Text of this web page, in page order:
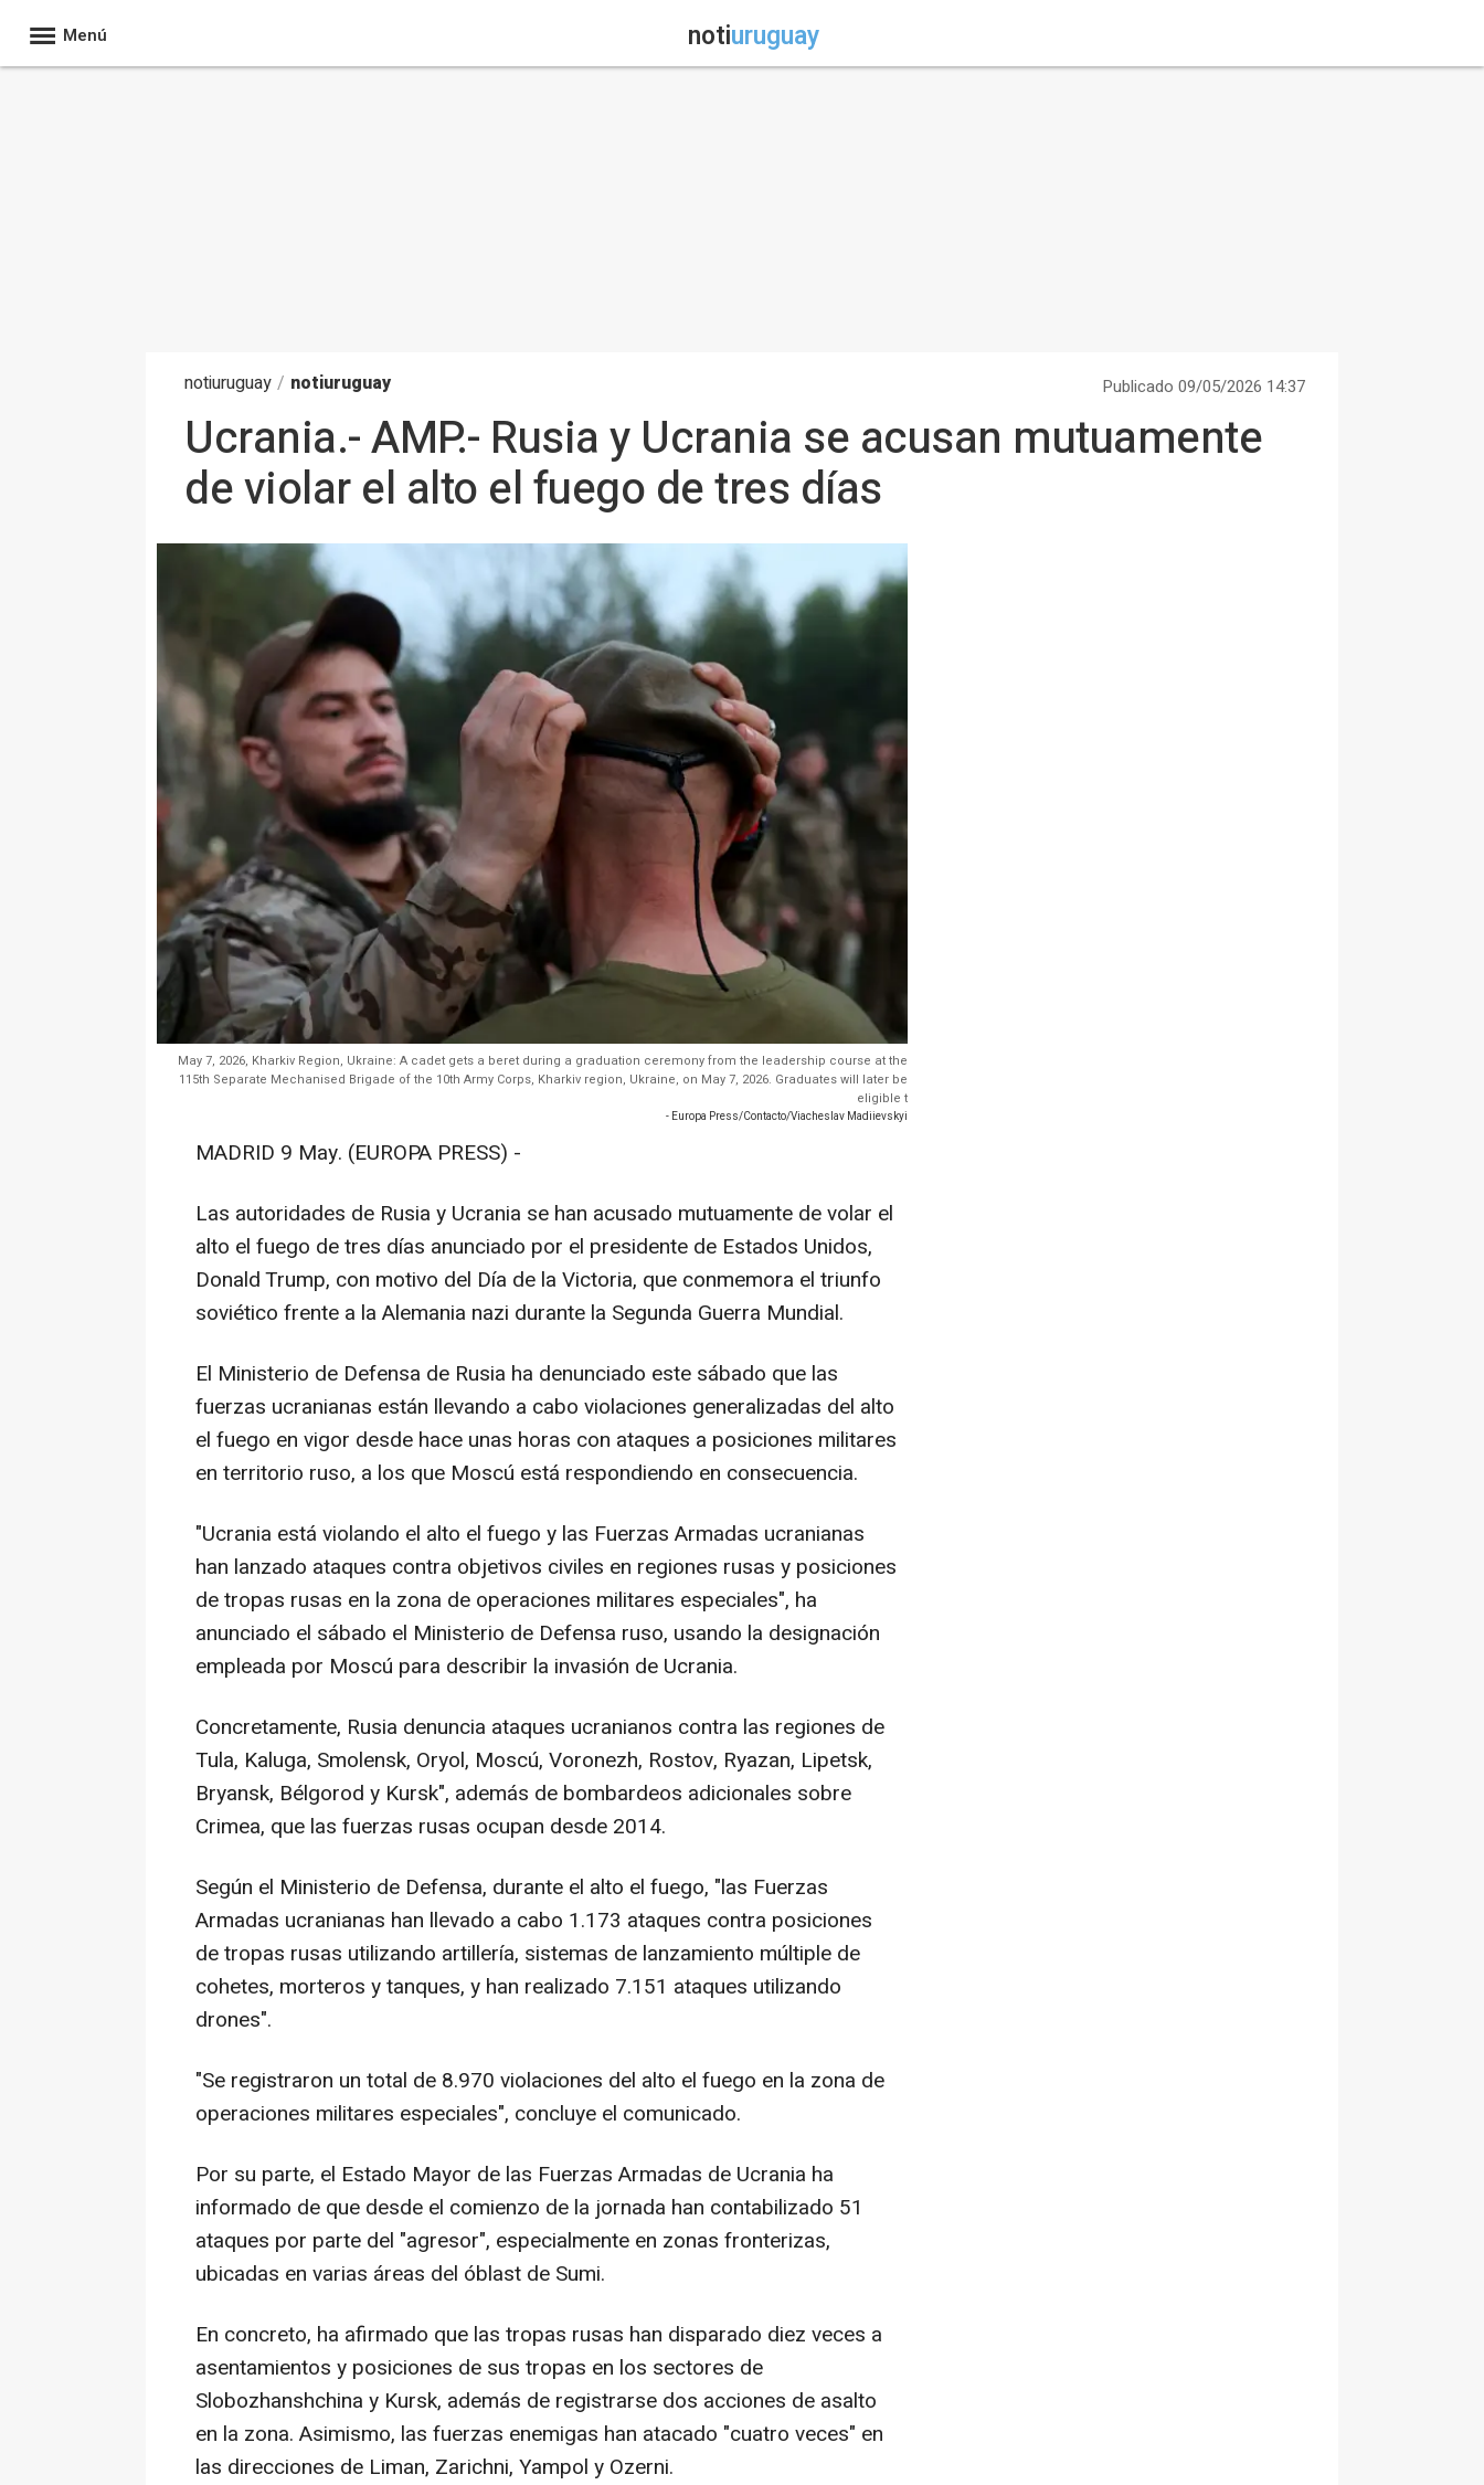
Menú notiuruguay
notiuruguay / notiuruguay Publicado 09/05/2026 14:37
Ucrania.- AMP.- Rusia y Ucrania se acusan mutuamente
de violar el alto el fuego de tres días
May 7, 2026, Kharkiv Region, Ukraine: A cadet gets a beret during a graduation ceremony from the leadership course at the
115th Separate Mechanised Brigade of the 10th Army Corps, Kharkiv region, Ukraine, on May 7, 2026. Graduates will later be
eligible t
- Europa Press/Contacto/Viacheslav Madiievskyi
MADRID 9 May. (EUROPA PRESS) -
Las autoridades de Rusia y Ucrania se han acusado mutuamente de volar el
alto el fuego de tres días anunciado por el presidente de Estados Unidos,
Donald Trump, con motivo del Día de la Victoria, que conmemora el triunfo
soviético frente a la Alemania nazi durante la Segunda Guerra Mundial.
El Ministerio de Defensa de Rusia ha denunciado este sábado que las
fuerzas ucranianas están llevando a cabo violaciones generalizadas del alto
el fuego en vigor desde hace unas horas con ataques a posiciones militares
en territorio ruso, a los que Moscú está respondiendo en consecuencia.
"Ucrania está violando el alto el fuego y las Fuerzas Armadas ucranianas
han lanzado ataques contra objetivos civiles en regiones rusas y posiciones
de tropas rusas en la zona de operaciones militares especiales", ha
anunciado el sábado el Ministerio de Defensa ruso, usando la designación
empleada por Moscú para describir la invasión de Ucrania.
Concretamente, Rusia denuncia ataques ucranianos contra las regiones de
Tula, Kaluga, Smolensk, Oryol, Moscú, Voronezh, Rostov, Ryazan, Lipetsk,
Bryansk, Bélgorod y Kursk", además de bombardeos adicionales sobre
Crimea, que las fuerzas rusas ocupan desde 2014.
Según el Ministerio de Defensa, durante el alto el fuego, "las Fuerzas
Armadas ucranianas han llevado a cabo 1.173 ataques contra posiciones
de tropas rusas utilizando artillería, sistemas de lanzamiento múltiple de
cohetes, morteros y tanques, y han realizado 7.151 ataques utilizando
drones".
"Se registraron un total de 8.970 violaciones del alto el fuego en la zona de
operaciones militares especiales", concluye el comunicado.
Por su parte, el Estado Mayor de las Fuerzas Armadas de Ucrania ha
informado de que desde el comienzo de la jornada han contabilizado 51
ataques por parte del "agresor", especialmente en zonas fronterizas,
ubicadas en varias áreas del óblast de Sumi.
En concreto, ha afirmado que las tropas rusas han disparado diez veces a
asentamientos y posiciones de sus tropas en los sectores de
Slobozhanshchina y Kursk, además de registrarse dos acciones de asalto
en la zona. Asimismo, las fuerzas enemigas han atacado "cuatro veces" en
las direcciones de Liman, Zarichni, Yampol y Ozerni.